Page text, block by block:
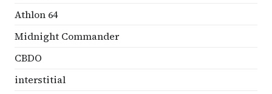
Athlon 64
Midnight Commander
CBDO
interstitial